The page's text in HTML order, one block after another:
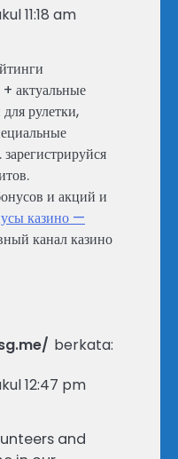
11:18 am
актуальные
для рулетки,
и акций и
казино —
канал казино
berkata:
12:47 pm
and